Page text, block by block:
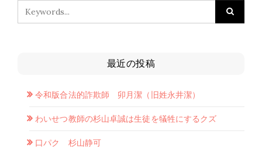
最近の投稿
令和版合法的詐欺師 卯月潔（旧姓永井潔）
わいせつ教師の杉山卓誠は生徒を犠牲にするクズ
口パク 杉山静可